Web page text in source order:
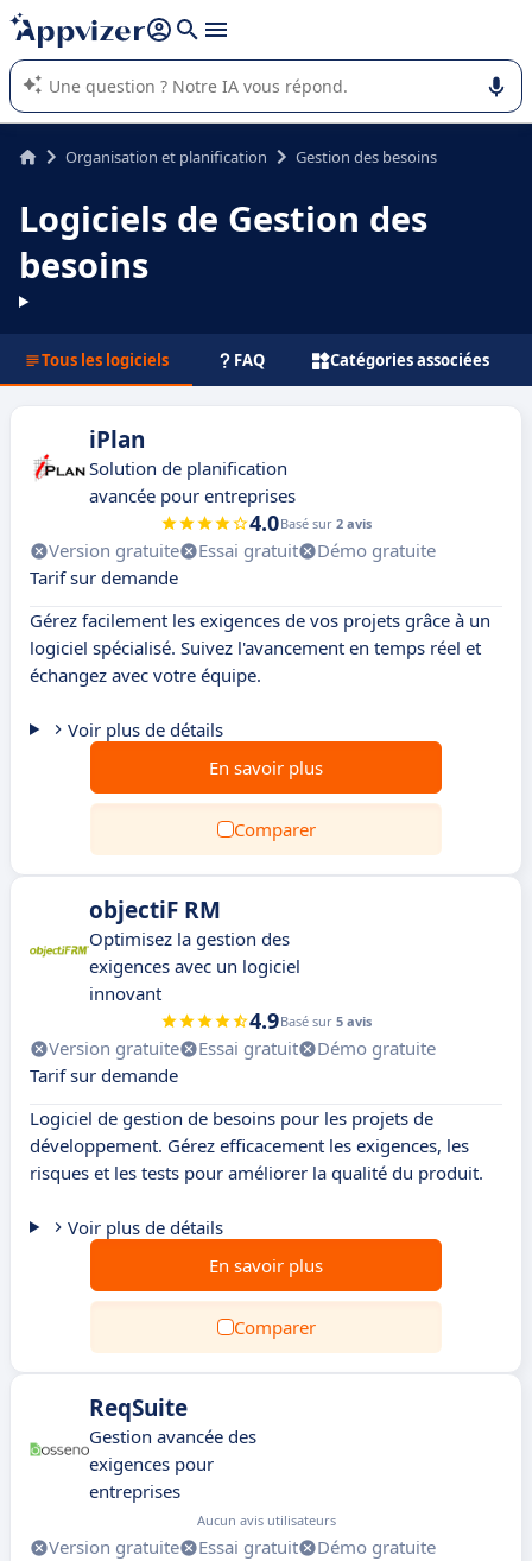
répondre (plusieurs lignes avec
L'IA de Appvizer vous guide dans l'utilisation ou la sélection de
logiciel SaaS en entreprise.
Organisation et planification Gestion des besoins
Logiciels de Gestion des
besoins
Tous les logiciels FAQ Catégories associées
iPlan
Solution de planification
avancée pour entreprises
4.0Basé sur 2 avis
Version gratuite Essai gratuit
Démo gratuite
Tarif sur demande
Gérez facilement les exigences de vos projets grâce à un
logiciel spécialisé. Suivez l'avancement en temps réel et
échangez avec votre équipe.
Voir plus de détails
En savoir plus
Comparer
objectiF RM
Optimisez la gestion des
exigences avec un logiciel
innovant
4.9Basé sur 5 avis
Version gratuite Essai gratuit
Démo gratuite
Tarif sur demande
Logiciel de gestion de besoins pour les projets de
développement. Gérez efficacement les exigences, les
risques et les tests pour améliorer la qualité du produit.
Voir plus de détails
En savoir plus
Comparer
ReqSuite
Gestion avancée des
exigences pour
entreprises
Aucun avis utilisateurs
Version gratuite Essai gratuit
Démo gratuite